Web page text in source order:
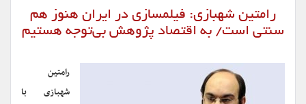
رامتین شهبازی: فیلمسازی در ایران هنوز هم
سنتی است/ به اقتصاد پژوهش بی‌توجه هستیم
رامتین
شهبازی با